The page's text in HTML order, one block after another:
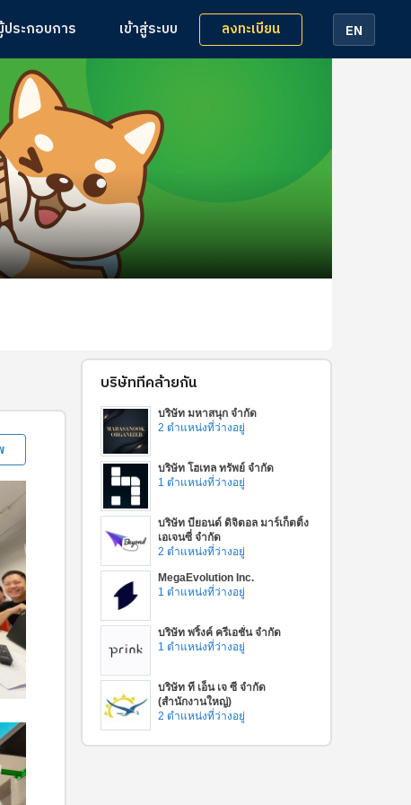
ระกอบการ เข้าสู่ระบบ ลงทะเบียน EN
บริษัทที่คล้ายกัน
บริษัท มหาสนุก จำกัด
2 ตำแหน่งที่ว่างอยู่
บริษัท โฮเทล ทรัพย์ จำกัด
1 ตำแหน่งที่ว่างอยู่
บริษัท บียอนด์ ดิจิตอล มาร์เก็ตติ้ง
เอเจนซี่ จำกัด
2 ตำแหน่งที่ว่างอยู่
MegaEvolution Inc.
1 ตำแหน่งที่ว่างอยู่
บริษัท พริ้งค์ ครีเอชั่น จำกัด
1 ตำแหน่งที่ว่างอยู่
บริษัท ที เอ็น เจ ซี จำกัด
(สำนักงานใหญ่)
2 ตำแหน่งที่ว่างอยู่